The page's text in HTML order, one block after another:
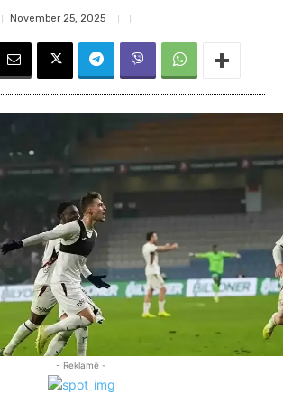
November 25, 2025
- Reklamë -